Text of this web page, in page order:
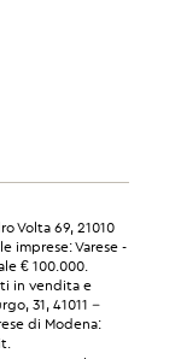
Volta 69, 21010
imprese: Varese -
€ 100.000.
in vendita e
31, 41011 –
di Modena: